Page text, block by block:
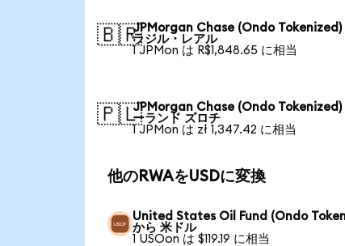
🇧🇷JPMorgan Chase (Ondo Tokenized)
ラジル・レアル
1 JPMon は R$1,848.65 に相当
🇵🇱JPMorgan Chase (Ondo Tokenized)
ーランド ズロチ
1 JPMon は zł 1,347.42 に相当
他のRWAをUSDに変換
United States Oil Fund (Ondo
から 米ドル
1 USOon は $119.19 に相当